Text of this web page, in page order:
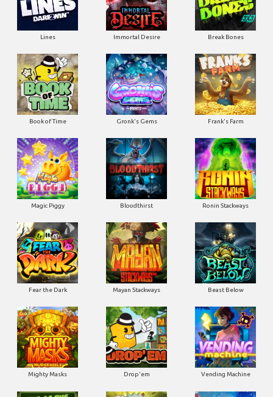
Lines Immortal Desire Break Bones
Book of Time Gronk's Gems Frank's Farm
Magic Piggy Bloodthirst Ronin Stackways
Fear the Dark Mayan Stackways Beast Below
Mighty Masks Drop'em Vending Machine